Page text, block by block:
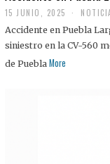
15 JUNIO, 2025
Accidente en Puebla
siniestro en la CV-560
de Puebla More